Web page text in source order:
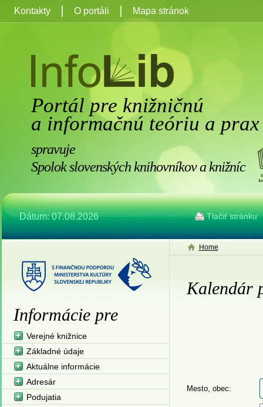
Portál pre knižničnú
a informačnú teóriu a prax
spravuje
Spolok slovenských knihovníkov a knižníc
Dátum: 07.08.2026 Tlačiť stránku
Kontakty O portáli Mapa stránok
Home
Kalendár
Mesto, obec:
Informácie pre
Verejné knižnice
Základné údaje
Aktuálne informácie
Adresár
Podujatia